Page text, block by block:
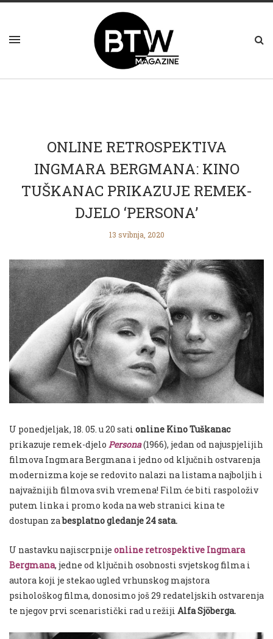
ONLINE RETROSPEKTIVA
INGMARA BERGMANA: KINO
TUŠKANAC PRIKAZUJE REMEK-
DJELO ‘PERSONA’
13 svibnja, 2020
U ponedjeljak, 18. 05. u 20 sati online Kino Tuškanac
prikazuje remek-djelo Persona(1966), jedan od najuspjelijih
filmova Ingmara Bergmana i jedno od ključnih ostvarenja
modernizma koje se redovito nalazi na listama najboljih i
najvažnijih filmova svih vremena! Film će biti raspoloživ
putem linka i promo koda na web stranici kina te
dostupan zabesplatno gledanje 24 sata.
U nastavku najiscrpnije online retrospektive Ingmara
Bergmana, jedne od ključnih osobnosti svjetskog filma i
autora koji je stekao ugled vrhunskog majstora
psihološkog filma, donosimo još 29 redateljskih ostvarenja
te njegov prvi scenaristički rad u režiji Alfa Sjöberga.